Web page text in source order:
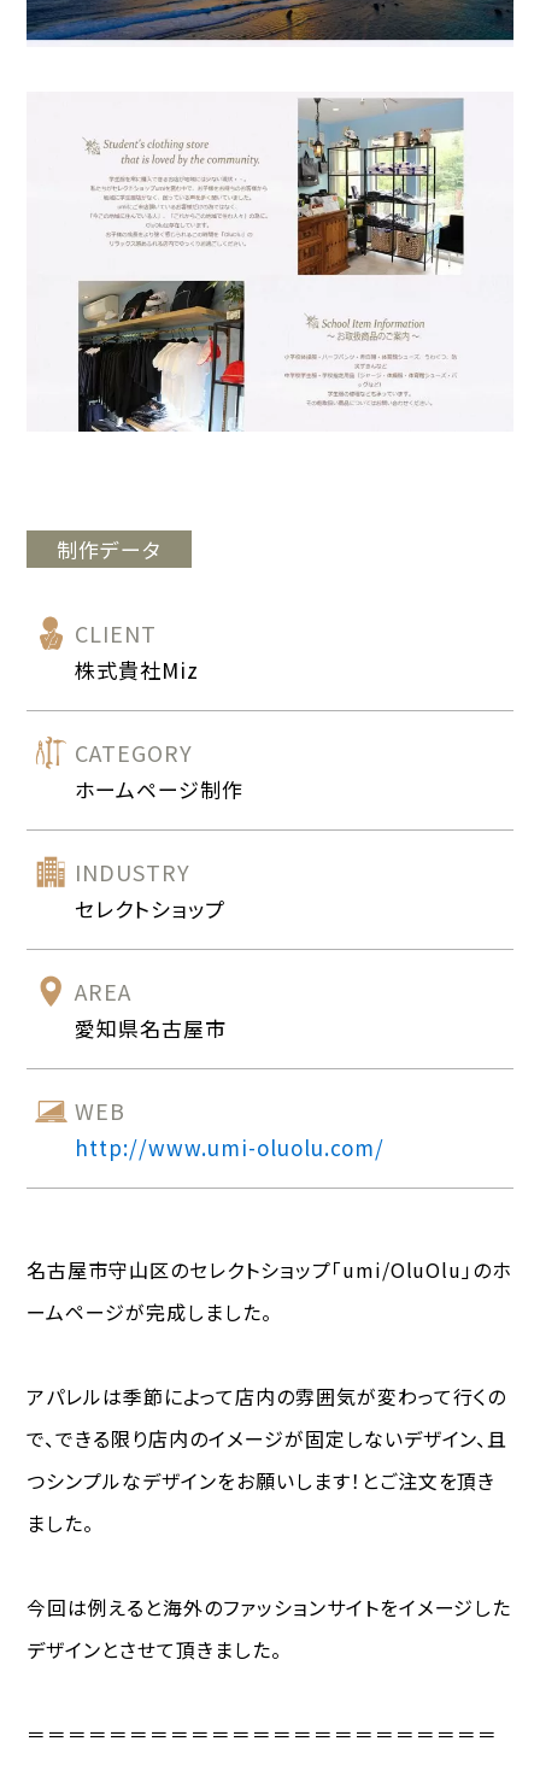
制作データ
CLIENT
株式貴社Miz
CATEGORY
ホームページ制作
INDUSTRY
セレクトショップ
AREA
愛知県名古屋市
WEB
http://www.umi-oluolu.com/
名古屋市守山区のセレクトショップ「umi/OluOlu」のホ
ームページが完成しました。
アパレルは季節によって店内の雰囲気が変わって行くの
で、できる限り店内のイメージが固定しないデザイン、且
つシンプルなデザインをお願いします！とご注文を頂き
ました。
今回は例えると海外のファッションサイトをイメージした
デザインとさせて頂きました。
＝＝＝＝＝＝＝＝＝＝＝＝＝＝＝＝＝＝＝＝＝＝＝